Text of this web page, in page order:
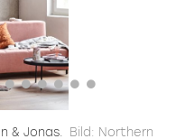
& Jonas. Bild: Northern